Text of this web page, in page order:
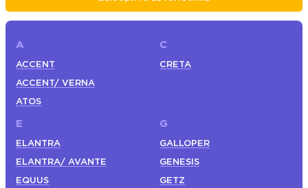
A
ACCENT
ACCENT/ VERNA
ATOS
C
CRETA
E
ELANTRA
ELANTRA/ AVANTE
EQUUS
G
GALLOPER
GENESIS
GETZ